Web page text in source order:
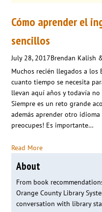
Cómo aprender el
sencillos
July 28, 2017Brendan Kalish
Muchos recién llegados a los
cuanto tiempo se necesita
llevan aquí años y todavía
Siempre es un reto grande
además aprender otro idioma
preocupes! Es importante…
Read More
About
From book
Orange County Library
conversation with library